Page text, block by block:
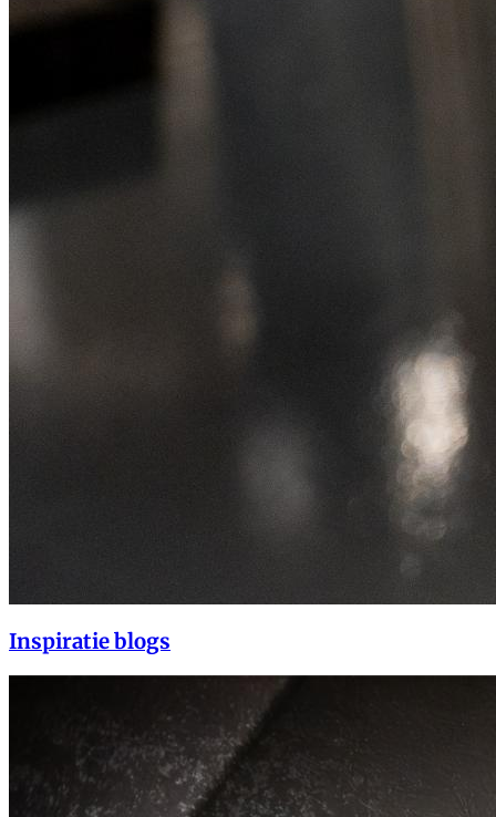
Inspiratie blogs